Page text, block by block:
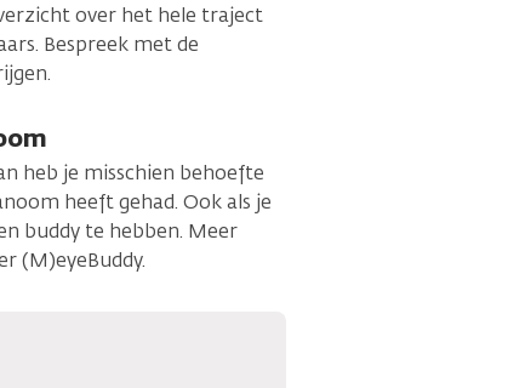
over het hele traject
Bespreek met de
heb je misschien behoefte
heeft gehad. Ook als je
buddy te hebben. Meer
(M)eyeBuddy.